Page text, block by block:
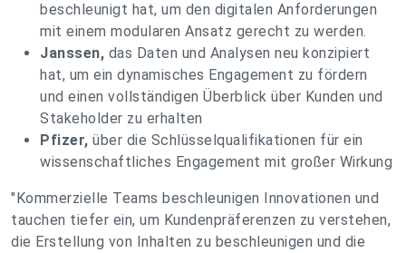
beschleunigt hat, um den digitalen Anforderungen
mit einem modularen Ansatz gerecht zu werden.
Janssen, das Daten und Analysen neu konzipiert
hat, um ein dynamisches Engagement zu fördern
und einen vollständigen Überblick über Kunden und
Stakeholder zu erhalten
Pfizer, über die Schlüsselqualifikationen für ein
wissenschaftliches Engagement mit großer Wirkung
"Kommerzielle Teams beschleunigen Innovationen und
tauchen tiefer ein, um Kundenpräferenzen zu verstehen,
die Erstellung von Inhalten zu beschleunigen und die